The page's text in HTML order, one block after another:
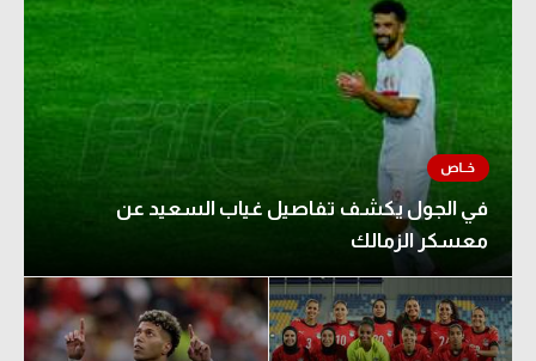
في الجول يكشف تفاصيل غياب السعيد عن
معسكر الزمالك